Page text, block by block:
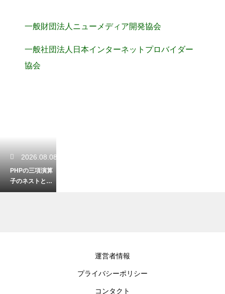
一般財団法人ニューメディア開発協会
一般社団法人日本インターネットプロバイダー
協会
2026.08.08
PHPの三項演算
子のネストと可
読性！条件をシ
運営者情報
プライバシーポリシー
コンタクト